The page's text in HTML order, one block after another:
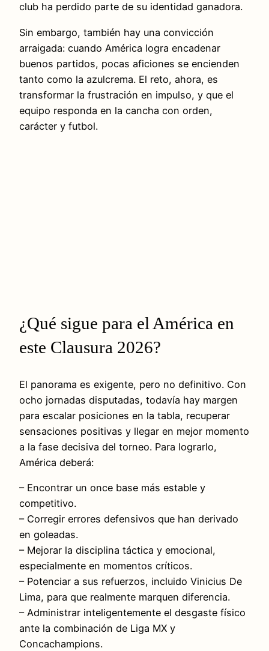
club ha perdido parte de su identidad ganadora.
Sin embargo, también hay una convicción
arraigada: cuando América logra encadenar
buenos partidos, pocas aficiones se encienden
tanto como la azulcrema. El reto, ahora, es
transformar la frustración en impulso, y que el
equipo responda en la cancha con orden,
carácter y futbol.
¿Qué sigue para el América en
este Clausura 2026?
El panorama es exigente, pero no definitivo. Con
ocho jornadas disputadas, todavía hay margen
para escalar posiciones en la tabla, recuperar
sensaciones positivas y llegar en mejor momento
a la fase decisiva del torneo. Para lograrlo,
América deberá:
– Encontrar un once base más estable y
competitivo.
– Corregir errores defensivos que han derivado
en goleadas.
– Mejorar la disciplina táctica y emocional,
especialmente en momentos críticos.
– Potenciar a sus refuerzos, incluido Vinicius De
Lima, para que realmente marquen diferencia.
– Administrar inteligentemente el desgaste físico
ante la combinación de Liga MX y
Concachampions.